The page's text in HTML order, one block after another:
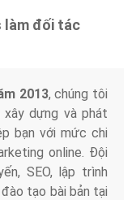
làm đối tác
2013, chúng tôi
dựng và phát
bạn với mức chi
online. Đội
SEO, lập trình
tạo bài bản tại